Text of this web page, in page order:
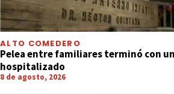
ALTO COMEDERO
Pelea entre familiares terminó con
hospitalizado
8 de agosto, 2026